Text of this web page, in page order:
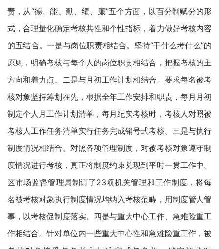
责，从“德、能、勤、绩、廉”五个方面，以百分制赋分的形
式，合理量化确定考核共性和个性指标，着力做好考核内容
的五结合。一是与岗位职责相结合。坚持“干什么考什么”的
原则，明确考核与每个人的岗位职责相结合，把握考核的主
方向和着力点。二是与月初工作计划相结合。要求每名被考
核对象坚持筹划在先，根据全年工作安排和职责，每月月初
制定个人月工作计划清单，每月纪实考核时，考核人对照被
考核人工作任务清单实行任务完成销号式考核。三是与执行
制度情况相结合。对照各项管理制度，对被考核对象遵守制
度情况进行考核，真正将制度约束兑现到平时一贯工作中。
区市场监督管理局制订了23项机关管理和工作制度，将每
名被考核对象执行制度情况均纳入考核范畴，用制度管人管
事，以考核促制度落实。四是与重大中心工作、急难险重工
作相结合。针对单位内一些重大中心性和急难险重工作，被